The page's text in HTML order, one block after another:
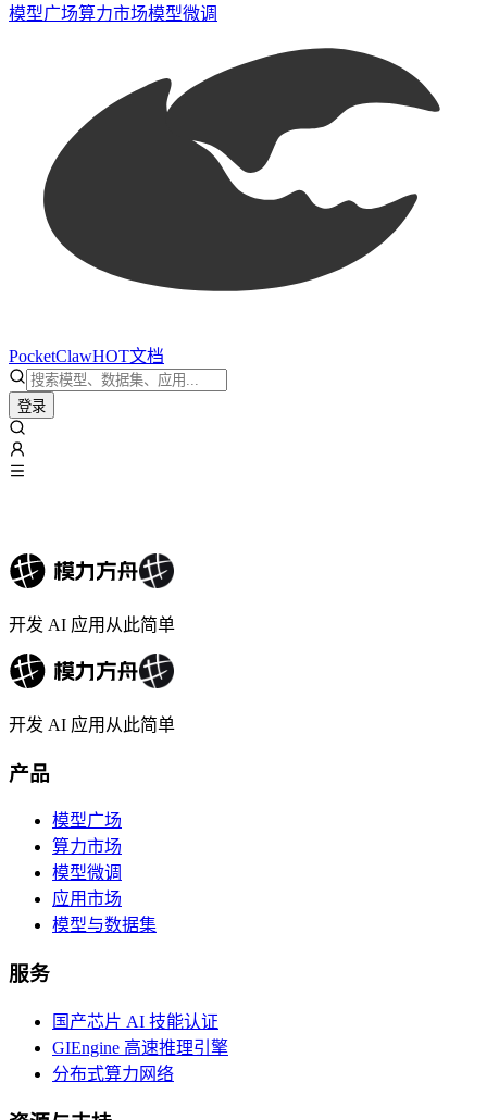
模型广场算力市场模型微调
PocketClawHOT文档
登录
开发 AI 应用从此简单
开发 AI 应用从此简单
产品
模型广场
算力市场
模型微调
应用市场
模型与数据集
服务
国产芯片 AI 技能认证
GIEngine 高速推理引擎
分布式算力网络